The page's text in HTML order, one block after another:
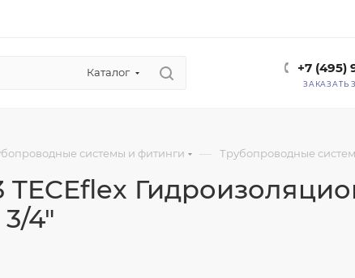
Каталог +7 (495)
ЗАКАЗАТЬ
системы и фитинги — Трубопроводные
TECEflex
4"